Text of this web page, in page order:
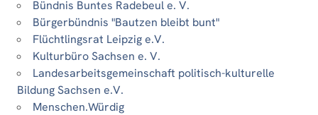
Bündnis Buntes Radebeul e. V.
Bürgerbündnis "Bautzen bleibt bunt"
Flüchtlingsrat Leipzig e.V.
Kulturbüro Sachsen e. V.
Landesarbeitsgemeinschaft politisch-kulturelle
Bildung Sachsen e.V.
Menschen.Würdig